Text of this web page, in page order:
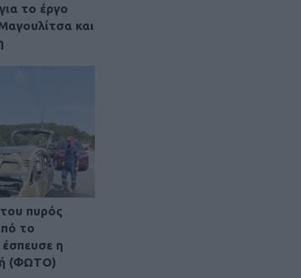
το έργο
και
πυρός
το
η
(ΦΩΤΟ)